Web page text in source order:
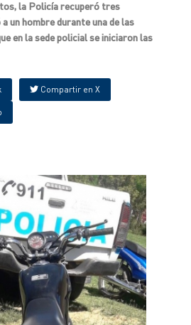
la Policía recuperó tres
un hombre durante una de las
en la sede policial se iniciaron las
Compartir en X